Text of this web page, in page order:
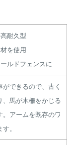
耐久型
を使用
ルドフェンスに
できるので、古く
、馬が木柵をかじる
アームを既存のワ
。